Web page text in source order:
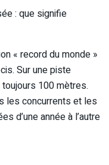
: que signifie
« record du monde »
Sur une piste
100 mètres.
les concurrents et les
d’une année à l’autre